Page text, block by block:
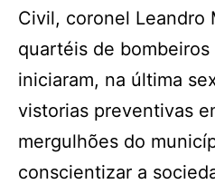
Civil, coronel Leandro
quartéis de
iniciaram, na última
vistorias preventivas
mergulhões do
conscientizar a